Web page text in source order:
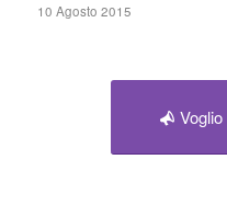
10 Agosto 2015